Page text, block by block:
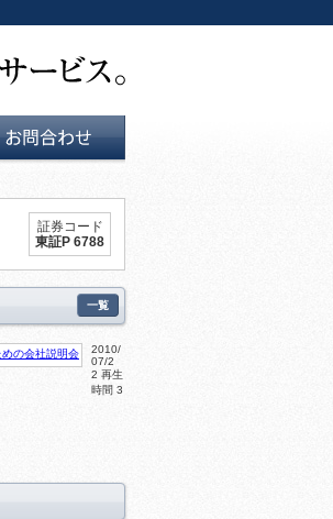
証券コード
東証P 6788
一覧
2010/
07/2
2 再生
時間 3